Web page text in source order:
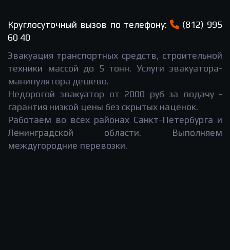
Круглосуточный вызов по телефону:
(812) 995
60 40
Эвакуация транспортных средств, строительной
техники массой до 5 тонн. Услуги эвакуатора-
манипулятора дешево.
Недорогой эвакуатор от 2000 руб за подачу -
гарантия низкой цены без скрытых наценок.
Работаем во всех районах Санкт-Петербурга и
Ленинградской области. Выполняем
междугородние перевозки.